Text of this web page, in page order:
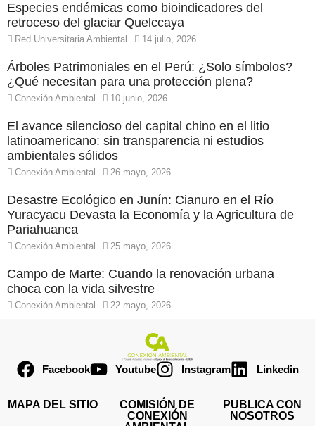
Especies endémicas como bioindicadores del
retroceso del glaciar Quelccaya
Red Universitaria Ambiental 14 julio, 2026
Árboles Patrimoniales en el Perú: ¿Solo símbolos?
¿Qué necesitan para una protección plena?
Conexión Ambiental 10 junio, 2026
El avance silencioso del capital chino en el litio
latinoamericano: sin transparencia ni estudios
ambientales sólidos
Conexión Ambiental 26 mayo, 2026
Desastre Ecológico en Junín: Cianuro en el Río
Yuracyacu Devasta la Economía y la Agricultura de
Pariahuanca
Conexión Ambiental 25 mayo, 2026
Campo de Marte: Cuando la renovación urbana
choca con la vida silvestre
Conexión Ambiental 22 mayo, 2026
Facebook Youtube Instagram Linkedin
MAPA DEL SITIO
COMISIÓN DE
CONEXIÓN
PUBLICA CON
NOSOTROS